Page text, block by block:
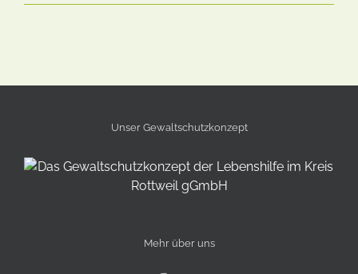
Unser Gewalt­schutz­konzept
Mehr über uns